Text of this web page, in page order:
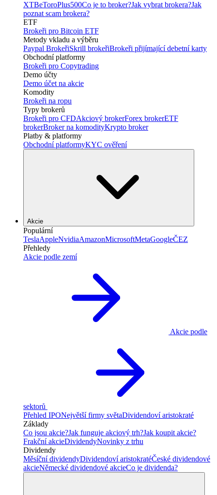
XTBeToroPlus500Co je to broker?Jak vybrat brokera?Jak
poznat scam brokera?
ETF
Brokeři pro Bitcoin ETF
Metody vkladu a výběru
Paypal BrokeřiSkrill brokeřiBrokeři přijímající debetní karty
Obchodní platformy
Brokeři pro Copytrading
Demo účty
Demo účet na akcie
Komodity
Brokeři na ropu
Typy brokerů
Brokeři pro CFDAkciový brokerForex brokerETF
brokerBroker na komodityKrypto broker
Platby & platformy
Obchodní platformyKYC ověření
Akcie
Populární
TeslaAppleNvidiaAmazonMicrosoftMetaGoogleČEZ
Přehledy
Akcie podle zemí
Akcie podle
sektorů
Přehled IPONejvětší firmy světaDividendoví aristokraté
Základy
Co jsou akcie?Jak funguje akciový trh?Jak koupit akcie?
Frakční akcieDividendyNovinky z trhu
Dividendy
Měsíční dividendyDividendoví aristokratéČeské dividendové
akcieNěmecké dividendové akcieCo je dividenda?